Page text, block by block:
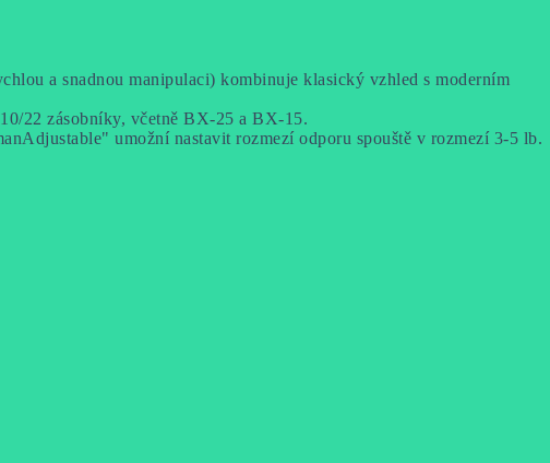
a snadnou manipulaci) kombinuje klasický vzhled s moderním
22 zásobníky, včetně BX-25 a BX-15.
umožní nastavit rozmezí odporu spouště v rozmezí 3-5 lb.